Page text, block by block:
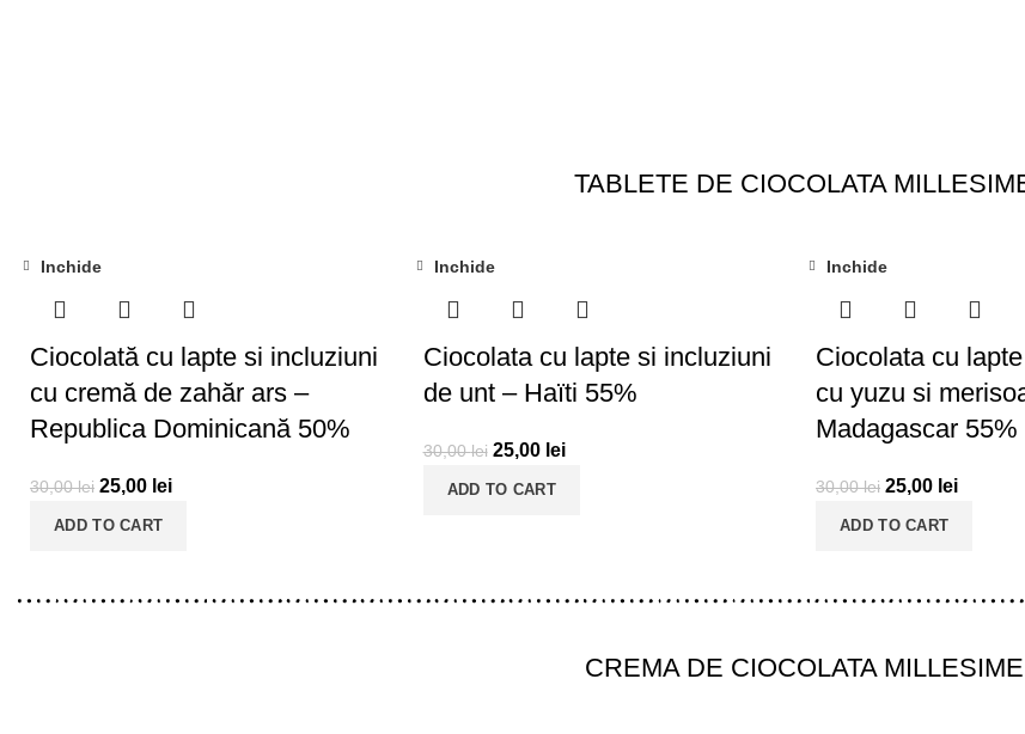
TABLETE DE CIOCOLATA
Inchide
Ciocolată cu lapte si incluziuni
cu cremă de zahăr ars –
Republica Dominicană 50%
30,00lei 25,00 lei
ADD TO CART
Inchide
Ciocolata cu lapte si incluziuni
de unt – Haïti 55%
30,00lei 25,00 lei
ADD TO CART
Inchide
Ciocolata cu
cu yuzu si
Madagascar 55%
30,00lei 25,00 lei
ADD TO CART
CREMA DE CIOCOLATA MILLESIME